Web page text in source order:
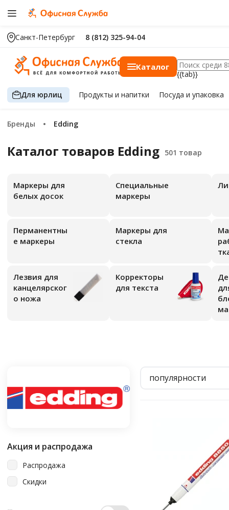
Санкт-Петербург 8 (812) 325-94-04
Каталог
{{tab}}
Для юрлиц Продуктыи напитки Посуда и упаковка
Бренды Edding
Каталог товаров Edding
Маркеры для
белых досок
Специальные
маркеры
Перманентны
е маркеры
Маркеры для
стекла
Лезвия для
канцелярског
о ножа
Корректоры
для текста
Акция и распродажа
Распродажа
Скидки
популярности